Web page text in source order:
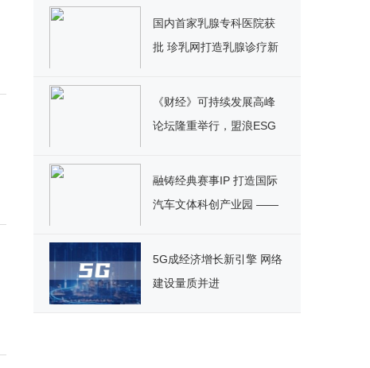
国内首家乳腺专科医院获
批 珍乳网打造乳腺诊疗新
《财经》可持续发展高峰
论坛隆重举行，盟浪ESG
融铸经典赛事IP 打造国际
汽车文体科创产业园 ——
发布会在京成功举办
5G成经济增长新引擎 网络
建设量质并进